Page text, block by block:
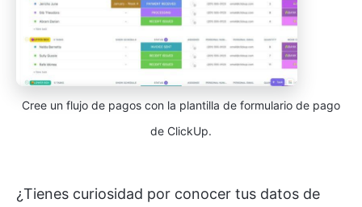
Cree un flujo de pagos con la plantilla de formulario de pago
de ClickUp.
¿Tienes curiosidad por conocer tus datos de